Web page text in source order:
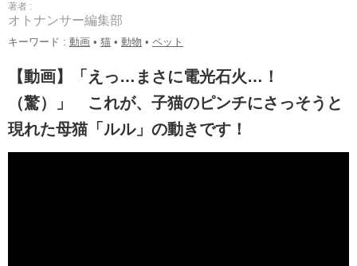
著者 :
オトナンサー編集部
キーワード : 動画 • 猫 • 動物 • ペット
【動画】「えっ…まさに電光石火…！
（驚）」 これが、子猫のピンチにさっそうと
現れた母猫「ルル」の動きです！